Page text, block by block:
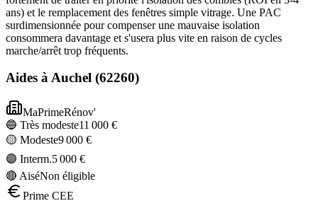
ans) et le remplacement des fenêtres simple vitrage. Une PAC
surdimensionnée pour compenser une mauvaise isolation
consommera davantage et s'usera plus vite en raison de cycles
marche/arrêt trop fréquents.
Aides àAuchel (62260)
MaPrimeRénov'
🔵 Très modeste11 000 €
🟡 Modeste9 000 €
🟣 Interm.5 000 €
🔴 AiséNon éligible
Prime CEE